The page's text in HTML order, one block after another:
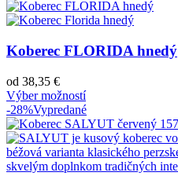
Koberec FLORIDA hnedý
od 38,35 €
Výber možností
-28%Vypredané